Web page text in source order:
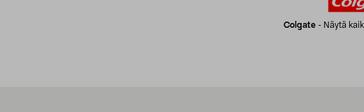
Colgate - Näytä